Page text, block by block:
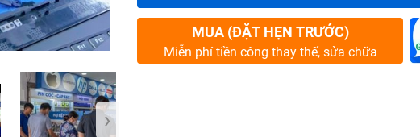
Bảo Hành One
›
MUA (ĐẶT HẸN TRƯỚC)
Miễn phí tiền công thay thế, sửa chữa